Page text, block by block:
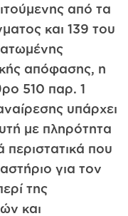
από τα
και 139 του
απόφασης, η
510 παρ. 1
υπάρχει
με πληρότητα
περιστατικά που
για τον
της
και